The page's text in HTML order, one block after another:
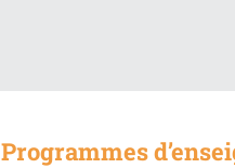
Programmes